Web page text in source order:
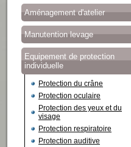
Aménagement d'atelier
Manutention levage
Equipement de protection
individuelle
Protection du crâne
Protection oculaire
Protection des yeux et du
visage
Protection respiratoire
Protection auditive